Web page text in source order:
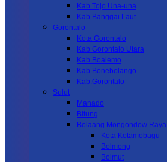
Kab.Tojo Una-una
Kab.Banggai Laut
Gorontalo
Kota Gorontalo
Kab Gorontalo Utara
Kab Boalemo
Kab.Bonebolango
Kab.Gorontalo
Sulut
Manado
Bitung
Bolaang Mongondow Raya
Kota Kotamobagu
Bolmong
Bolmut